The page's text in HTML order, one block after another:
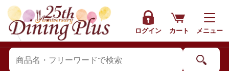
ログイン カート メニュー